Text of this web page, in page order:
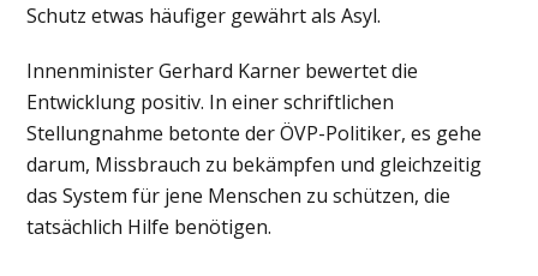
Schutz etwas häufiger gewährt als Asyl.
InnenministerGerhard Karner bewertet die
Entwicklung positiv. In einer schriftlichen
Stellungnahme betonte der ÖVP-Politiker, es gehe
darum, Missbrauch zu bekämpfen und gleichzeitig
das System für jene Menschen zu schützen, die
tatsächlich Hilfe benötigen.